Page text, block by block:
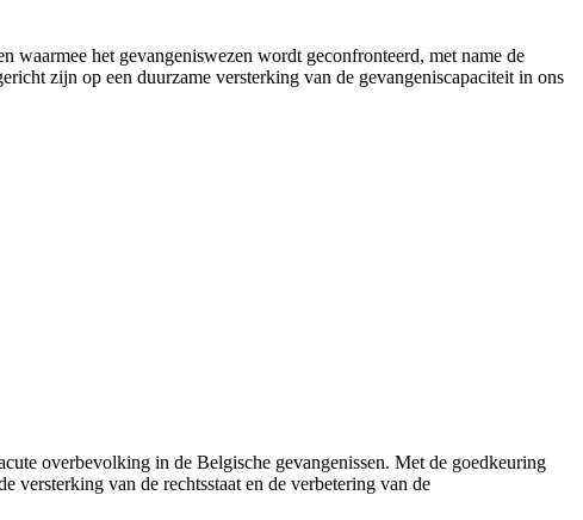
waarmee het gevangeniswezen wordt geconfronteerd, met name de
zijn op een duurzame versterking van de gevangeniscapaciteit in ons
overbevolking in de Belgische gevangenissen. Met de goedkeuring
versterking van de rechtsstaat en de verbetering van de